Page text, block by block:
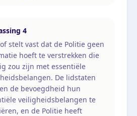
4
stelt vast dat de Politie geen
hoeft te verstrekken die
zou zijn met essentiële
De lidstaten
de bevoegdheid hun
veiligheidsbelangen te
en de Politie heeft